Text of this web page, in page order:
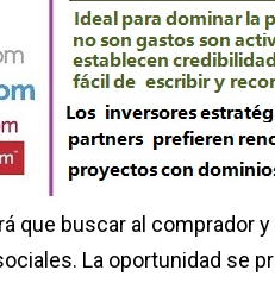
que buscar al comprador
La oportunidad se